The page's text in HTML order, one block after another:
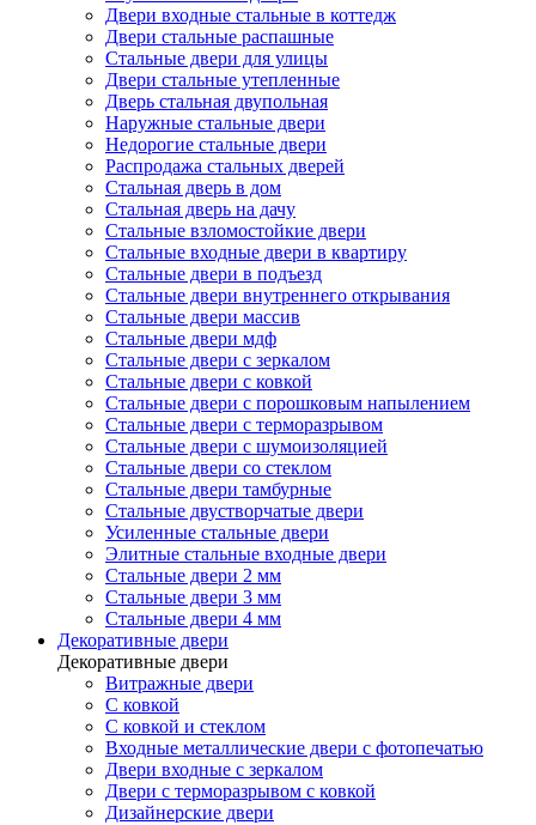
Двери входные стальные в коттедж
Двери стальные распашные
Стальные двери для улицы
Двери стальные утепленные
Дверь стальная двупольная
Наружные стальные двери
Недорогие стальные двери
Распродажа стальных дверей
Стальная дверь в дом
Стальная дверь на дачу
Стальные взломостойкие двери
Стальные входные двери в квартиру
Стальные двери в подъезд
Стальные двери внутреннего открывания
Стальные двери массив
Стальные двери мдф
Стальные двери с зеркалом
Стальные двери с ковкой
Стальные двери с порошковым напылением
Стальные двери с терморазрывом
Стальные двери с шумоизоляцией
Стальные двери со стеклом
Стальные двери тамбурные
Стальные двустворчатые двери
Усиленные стальные двери
Элитные стальные входные двери
Стальные двери 2 мм
Стальные двери 3 мм
Стальные двери 4 мм
Декоративные двери
Декоративные двери
Витражные двери
С ковкой
С ковкой и стеклом
Входные металлические двери с фотопечатью
Двери входные с зеркалом
Двери с терморазрывом с ковкой
Дизайнерские двери